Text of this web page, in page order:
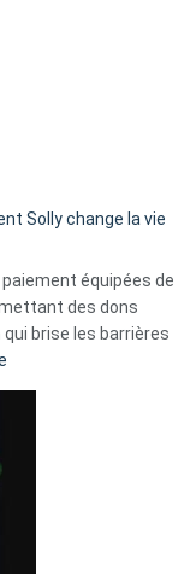
Solly change la vie
équipées de
des dons
brise les barrières